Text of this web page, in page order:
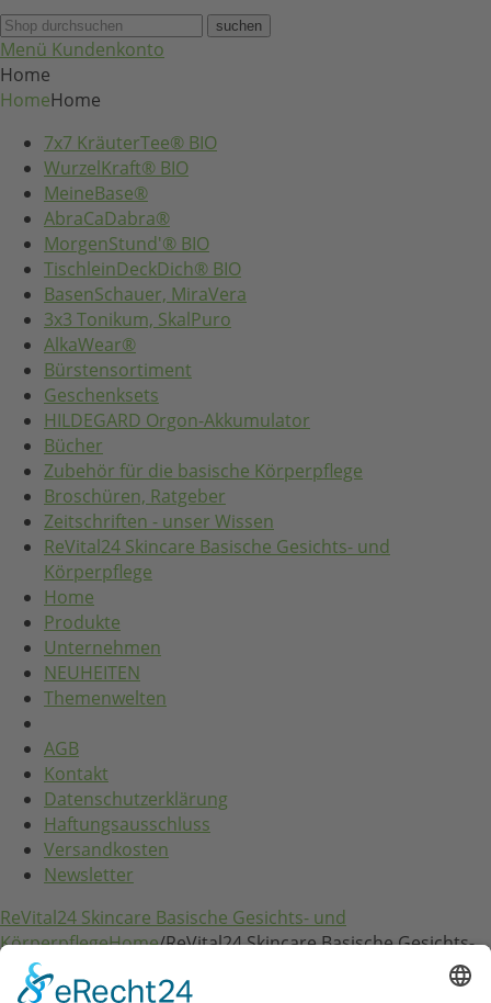
suchen
Menü Kundenkonto
Home
HomeHome
7x7 KräuterTee® BIO
WurzelKraft® BIO
MeineBase®
AbraCaDabra®
MorgenStund'® BIO
TischleinDeckDich® BIO
BasenSchauer, MiraVera
3x3 Tonikum, SkalPuro
AlkaWear®
Bürstensortiment
Geschenksets
HILDEGARD Orgon-Akkumulator
Bücher
Zubehör für die basische Körperpflege
Broschüren, Ratgeber
Zeitschriften - unser Wissen
ReVital24 Skincare Basische Gesichts- und
Körperpflege
Home
Produkte
Unternehmen
NEUHEITEN
Themenwelten
AGB
Kontakt
Datenschutzerklärung
Haftungsausschluss
Versandkosten
Newsletter
ReVital24 Skincare Basische Gesichts- und
KörperpflegeHome/ReVital24 Skincare Basische Gesichts-
und Körperpflege